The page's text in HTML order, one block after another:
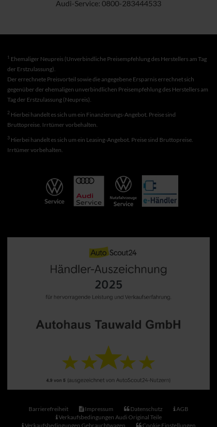
Audi-Service: 0800-283444533
1 Ehemaliger Neupreis (Unverbindliche Preisempfehlung des Herstellers am Tag
der Erstzulassung).
Der errechnete Preisvorteil sowie die angegebene Ersparnis errechnet sich
gegenüber der ehemaligen unverbindlichen Preisempfehlung des Herstellers am
Tag der Erstzulassung (Neupreis).
2 Hierbei handelt es sich um ein Finanzierungs-Angebot. Preise sind
Bruttopreise. Irrtümer vorbehalten.
3 Hierbei handelt es sich um ein Leasing-Angebot. Preise sind Bruttopreise.
Irrtümer vorbehalten.
Barrierefreiheit Impressum Datenschutz
AGB
Verkaufsbedingungen Audi Original Teile
Verkaufsbedingungen Gebrauchtwagen
Cookie Einstellungen